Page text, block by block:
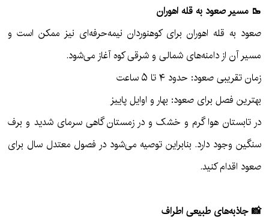
🥾 مسیر صعود به قله اهوران
صعود به قله اهوران برای کوهنوردان نیمه‌حرفه‌ای نیز ممکن است و
مسیر آن از دامنه‌های شمالی و شرقی کوه آغاز می‌شود.
زمان تقریبی صعود: حدود ۴ تا ۵ ساعت
بهترین فصل برای صعود: بهار و اوایل پاییز
در تابستان هوا گرم و خشک و در زمستان گاهی سرمای شدید و برف
سنگین وجود دارد. بنابراین توصیه می‌شود در فصول معتدل سال برای
صعود اقدام کنید.
📸 جاذبه‌های طبیعی اطراف